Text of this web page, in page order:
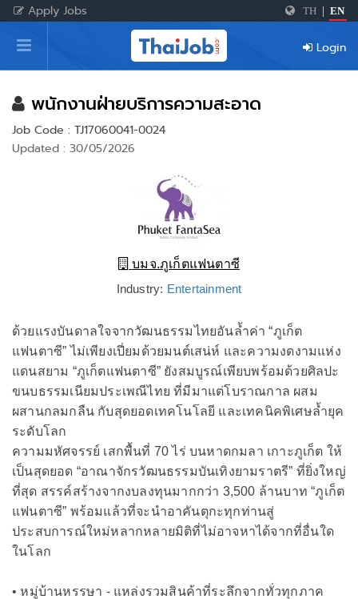
Apply Jobs TH EN
Home
Login
Register
Login
พนักงานฝ่ายบริการความสะอาด
Job Code : TJ17060041-0024
Updated : 30/05/2026
บมจ.ภูเก็ตแฟนตาซี
Industry: Entertainment
ด้วยแรงบันดาลใจจากวัฒนธรรมไทยอันล้ำค่า “ภูเก็ต
แฟนตาซี” ไม่เพียงเปี่ยมด้วยมนต์เสน่ห์ และความงดงามแห่ง
แดนสยาม “ภูเก็ตแฟนตาซี” ยังสมบูรณ์เพียบพร้อมด้วยศิลปะ
ขนบธรรมเนียมประเพณีไทย ที่มีมาแต่โบราณกาล ผสม
ผสานกลมกลืน กับสุดยอดเทคโนโลยี และเทคนิคพิเศษล้ำยุค
ระดับโลก
ความมหัศจรรย์ เสกพื้นที่ 70 ไร่ บนหาดกมลา เกาะภูเก็ต ให้
เป็นสุดยอด “อาณาจักรวัฒนธรรมบันเทิงยามราตรี” ที่ยิ่งใหญ่
ที่สุด สรรค์สร้างจากงบลงทุนมากกว่า 3,500 ล้านบาท “ภูเก็ต
แฟนตาซี” พร้อมแล้วที่จะนำอาคันตุกะทุกท่านสู่
ประสบการณ์ใหม่หลากหลายมิติที่ไม่อาจหาได้จากที่อื่นใด
ในโลก
• หมู่บ้านหรรษา - แหล่งรวมสินค้าที่ระลึกจากทั่วทุกภาค